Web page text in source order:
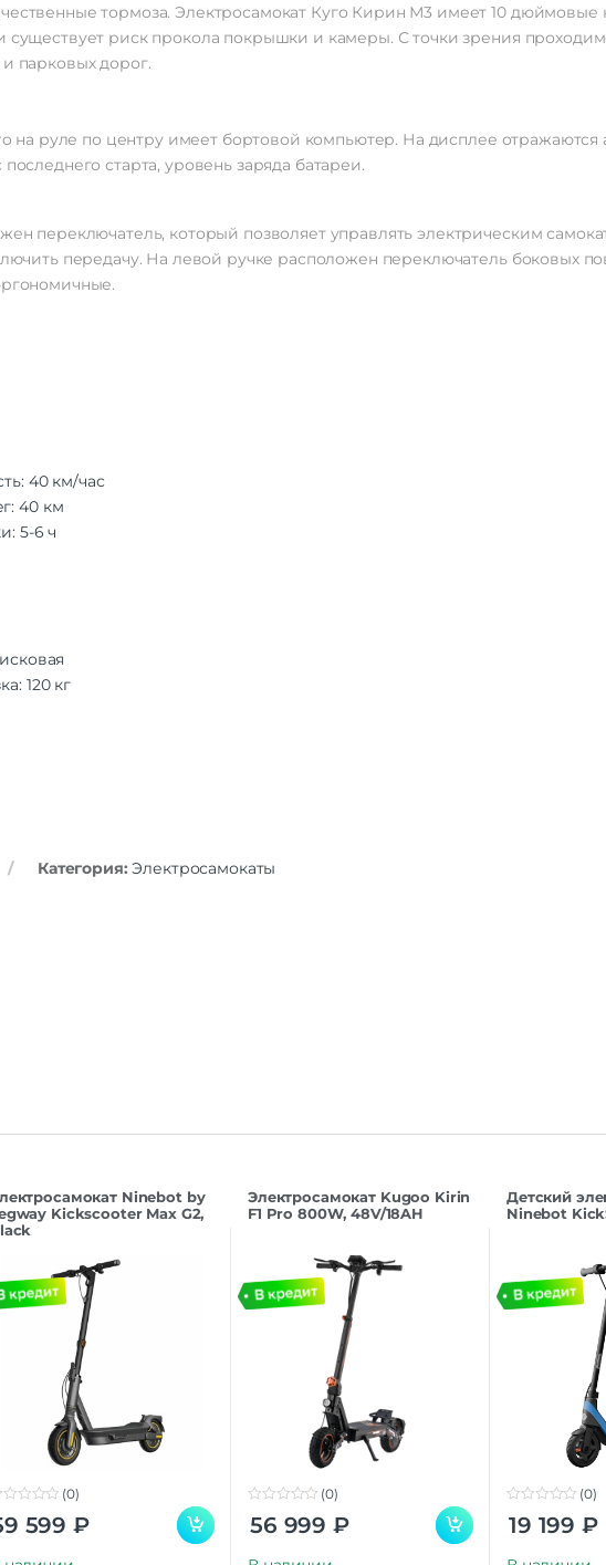
тормоза. Электросамокат Куго Кирин М3 имеет 10 дюймовые
существует риск прокола покрышки и камеры. С точки зрения
парковых дорог.
на руле по центру имеет бортовой компьютер. На дисплее
старта, уровень заряда батареи.
переключатель, который позволяет управлять электрическим
передачу. На левой ручке расположен переключатель боковых
40 км/час
40 км
5-6 ч
120 кг
Категория:Электросамокаты
Ninebot by
Kickscooter Max G2,
(0)
599 ₽
Электросамокат Kugoo Kirin
F1 Pro 800W, 48V/18AH
o
(0)
56 999 ₽
Детский
Ninebot
(0)
19 199 ₽